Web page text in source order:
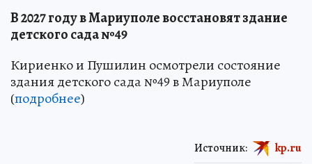
В 2027 году в Мариуполе восстановят здание
детского сада №49
Кириенко и Пушилин осмотрели состояние
здания детского сада №49 в Мариуполе
(подробнее)
Источник: kp.ru